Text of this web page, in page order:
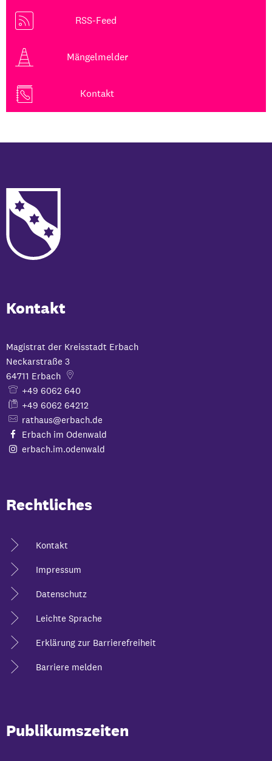
RSS-Feed
Mängelmelder
Kontakt
Kontakt
Magistrat der Kreisstadt Erbach
Neckarstraße 3
64711 Erbach
+49 6062 640
+49 6062 64212
rathaus@erbach.de
Erbach im Odenwald
erbach.im.odenwald
Rechtliches
Kontakt
Impressum
Datenschutz
Leichte Sprache
Erklärung zur Barrierefreiheit
Barriere melden
Publikumszeiten